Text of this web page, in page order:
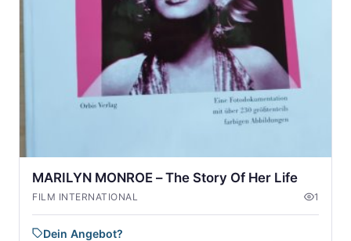
MARILYN MONROE – The Story Of Her Life
FILM INTERNATIONAL 1
Dein Angebot?